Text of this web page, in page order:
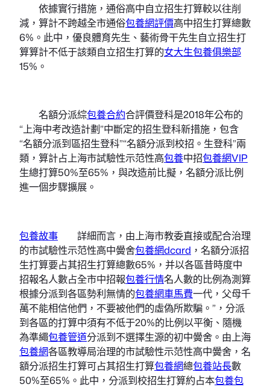
依據實行措施，通俗高中自立招生打算較以往削
減，算計不跨越全市通俗包養網評價高中招生打算總數
6%。此中，優良體育先生、藝術骨干先生自立招生打
算算計不低于該類自立招生打算的女大生包養俱樂部
15%。
名額分派綜包養合約合評價登科是2018年公布的
“上海中考改造計劃”中斷定的招生登科新措施，包含
“名額分派到區招生登科”“名額分派到校招。生登科”兩
類，算計占上海市試驗性示范性高包養中招包養網VIP
生總打算50%至65%，與改造前比擬，名額分派比例
進一個步驟擴展。
包養故事 詳細而言，由上海市教委直接或配合治理
的市試驗性示范性高中黌舍包養網dcard ，名額分派招
生打算要占其招生打算總數65%，并以各區昔時度中
招報名人數占全市中招報包養行情名人數的比例為測算
根據分派到各區勢利無情的包養網車馬費一代，父母千
萬不能相信他們，不要被他們的虛偽所欺騙。”，分派
到各區的打算中須有不低于20%的比例以平衡、隨機
為準繩包養管道分派到不選擇生源的初中黌舍。由上海
包養網各區教導局治理的市試驗性示范性高中黌舍，名
額分派招生打算可占其招生打算包養網總包養站長數
50%至65%。此中，分派到校招生打算約占本包養包